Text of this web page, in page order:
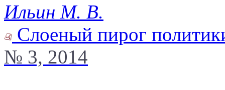
Ильин М. В.
Слоеный пирог
№ 3, 2014